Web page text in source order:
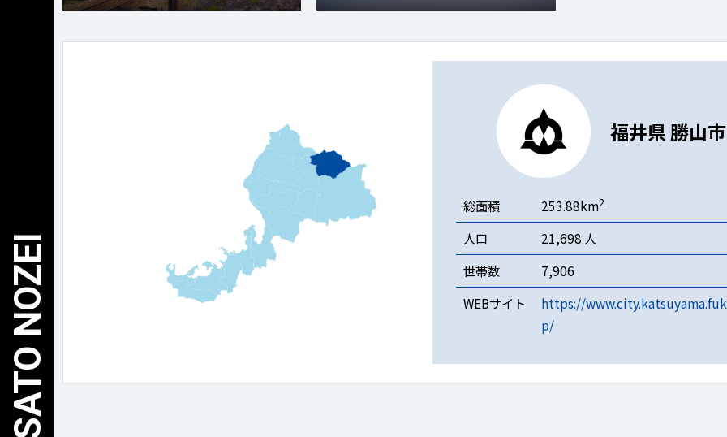
福井県 勝山市
総面積 253.88km2
人口
21,698 人
世帯数
7,906
WEBサイト
https://
p/